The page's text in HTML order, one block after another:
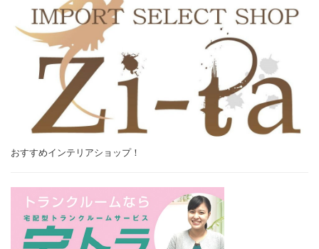
おすすめインテリアショップ！